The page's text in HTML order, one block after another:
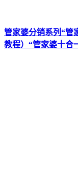
管家婆分销系列“管
教程）“管家婆十合